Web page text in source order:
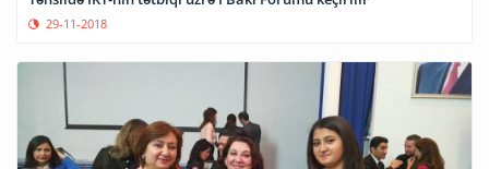
29-11-2018